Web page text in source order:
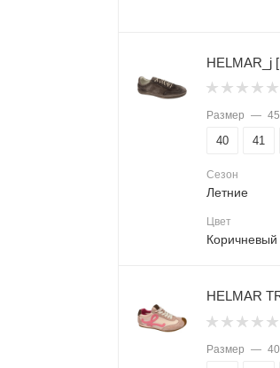
HELMAR_j
Размер — 45
40 41
Сезон
Летние
Цвет
Коричневый
HELMAR
Размер — 40